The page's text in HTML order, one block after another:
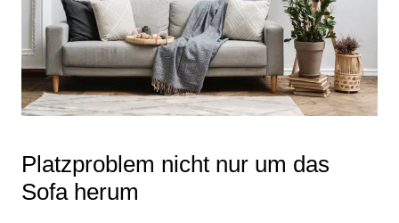
Platzproblem nicht nur um das
Sofa herum